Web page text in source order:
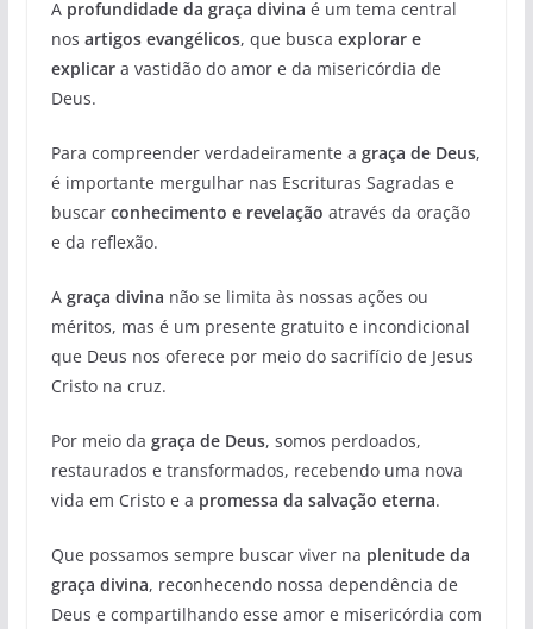
A profundidade da graça divina é um tema central
nos artigos evangélicos, que busca explorar e
explicara vastidão do amor e da misericórdia de
Deus.
Para compreender verdadeiramente a graça de Deus,
é importante mergulhar nas Escrituras Sagradas e
buscar conhecimento e revelação através da oração
e da reflexão.
A graça divina não se limita às nossas ações ou
méritos, mas é um presente gratuito e incondicional
que Deus nos oferece por meio do sacrifício de Jesus
Cristo na cruz.
Por meio da graça de Deus, somos perdoados,
restaurados e transformados, recebendo uma nova
vida em Cristo e a promessa da salvação eterna.
Que possamos sempre buscar viver na plenitude da
graça divina, reconhecendo nossa dependência de
Deus e compartilhando esse amor e misericórdia com